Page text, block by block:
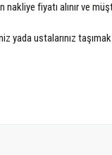
fiyatı alınır ve
yada ustalarınız